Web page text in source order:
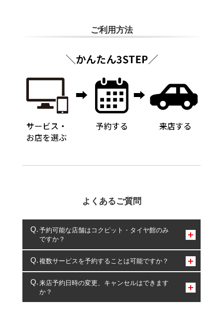
ご利用方法
よくあるご質問
予約可能な店舗はコクピット・タイヤ館のみ
ですか？
コクピット・タイヤ館のみとなります。
複数サービスを予約することは可能ですか？
複数サービスのご予約は可能です。
一部の商品・サービスの組み合わせに限り、同時にご予約が
出来ないものもございます。
来店予約日時の変更、キャンセルはできます
か？